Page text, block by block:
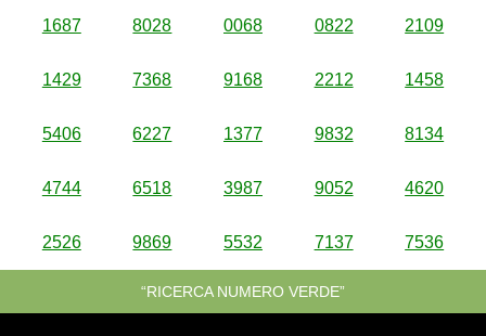
1687 8028 0068 0822 2109
1429 7368 9168 2212 1458
5406 6227 1377 9832 8134
4744 6518 3987 9052 4620
2526 9869 5532 7137 7536
“RICERCA NUMERO VERDE”